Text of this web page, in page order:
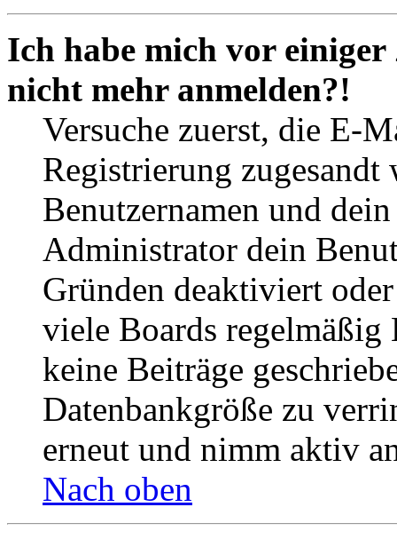
Ich habe mich vor
nicht mehr anmelden?!
Versuche zuerst, die E-
Registrierung
Benutzernamen und
Administrator dein
Gründen deaktiviert
viele Boards
keine Beiträge
Datenbankgröße zu
erneut und nimm aktiv
Nach oben